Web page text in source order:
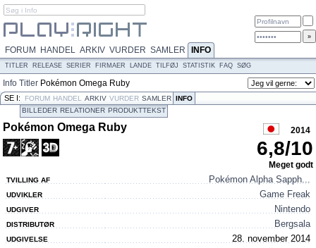
FORUM HANDEL ARKIV VURDER SAMLER INFO
TITLER RELEASE SERIER FIRMAER LANDE TILFØJ STATISTIK FAQ SØG
Info Titler Pokémon Omega Ruby
SE I: FORUM HANDEL ARKIV VURDER SAMLER INFO
BILLEDER RELATIONER PRODUKTTEKST
Pokémon Omega Ruby 2014
6,8/10
Meget godt
TVILLING AF Pokémon Alpha Sapph...
UDVIKLER Game Freak
UDGIVER Nintendo
DISTRIBUTØR Bergsala
UDGIVELSE 28. november 2014